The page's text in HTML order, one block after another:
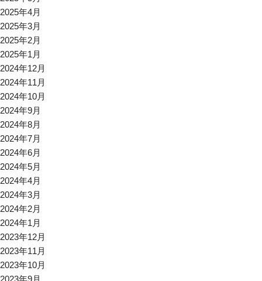
2025年4月
2025年3月
2025年2月
2025年1月
2024年12月
2024年11月
2024年10月
2024年9月
2024年8月
2024年7月
2024年6月
2024年5月
2024年4月
2024年3月
2024年2月
2024年1月
2023年12月
2023年11月
2023年10月
2023年9月